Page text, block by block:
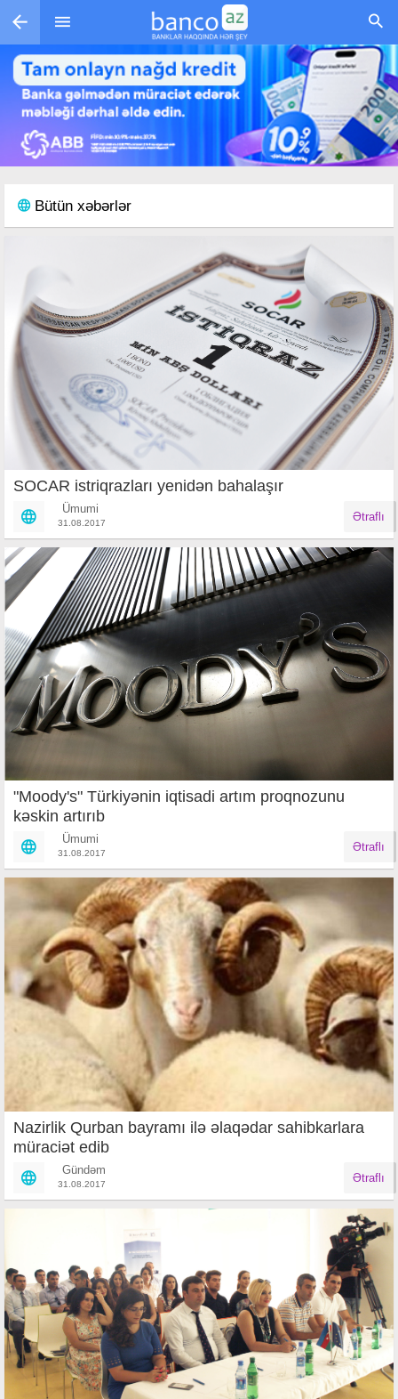
Skip to main content
Bütün xəbərlər
SOCAR istriqrazları yenidən bahalaşır
Ümumi
31.08.2017 Ətraflı
"Moody's" Türkiyənin iqtisadi artım proqnozunu
kəskin artırıb
Ümumi
31.08.2017 Ətraflı
Nazirlik Qurban bayramı ilə əlaqədar sahibkarlara
müraciət edib
Gündəm
31.08.2017 Ətraflı